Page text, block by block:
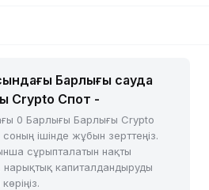
Барлығы сауда
Crypto Спот -
0 Барлығы Барлығы Crypto
ішінде жұбын зерттеңіз.
сұрыпталатын нақты
капиталдандыруды